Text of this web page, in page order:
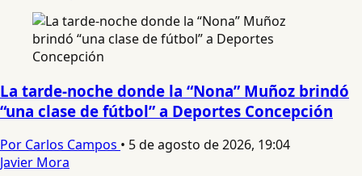
La tarde-noche donde la “Nona” Muñoz brindó
“una clase de fútbol” a Deportes Concepción
Por Carlos Campos • 5 de agosto de 2026, 19:04
Javier Mora